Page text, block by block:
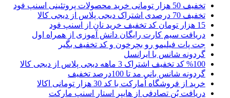
تخفیف 50 هزار تومانی خرید محصولات پروتئینی اسنپ فود
تخفیف 70 درصدی اشتراک دیجی پلاس از دیجی کالا
15 هزار تومان کد تخفیف خرید نان از اسنپ فود
دریافت سیم کارت رایگان دانش آموزی از همراه اول
جت پات فیلیمو رو بچرخون و کد تخفیف بگیر
گردونه شانس با ایرانسل
%100 کد تخفیف اشتراک 3 ماهه دیجی پلاس از دیجی کالا
گردونه شانس بانی مد تا 100درصد تخفیف
خرید از فروشگاه اُمارکت با کد 30 هزار تومانی اکالا
دریافت بُن تصادفی از هایپر استار اسنپ مارکت